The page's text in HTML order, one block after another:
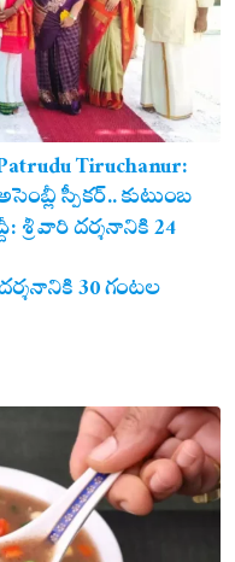
Tiruchanur:
స్పీకర్.. కుటుంబ
శ్రీవారి దర్శనానికి 24
30 గంటల